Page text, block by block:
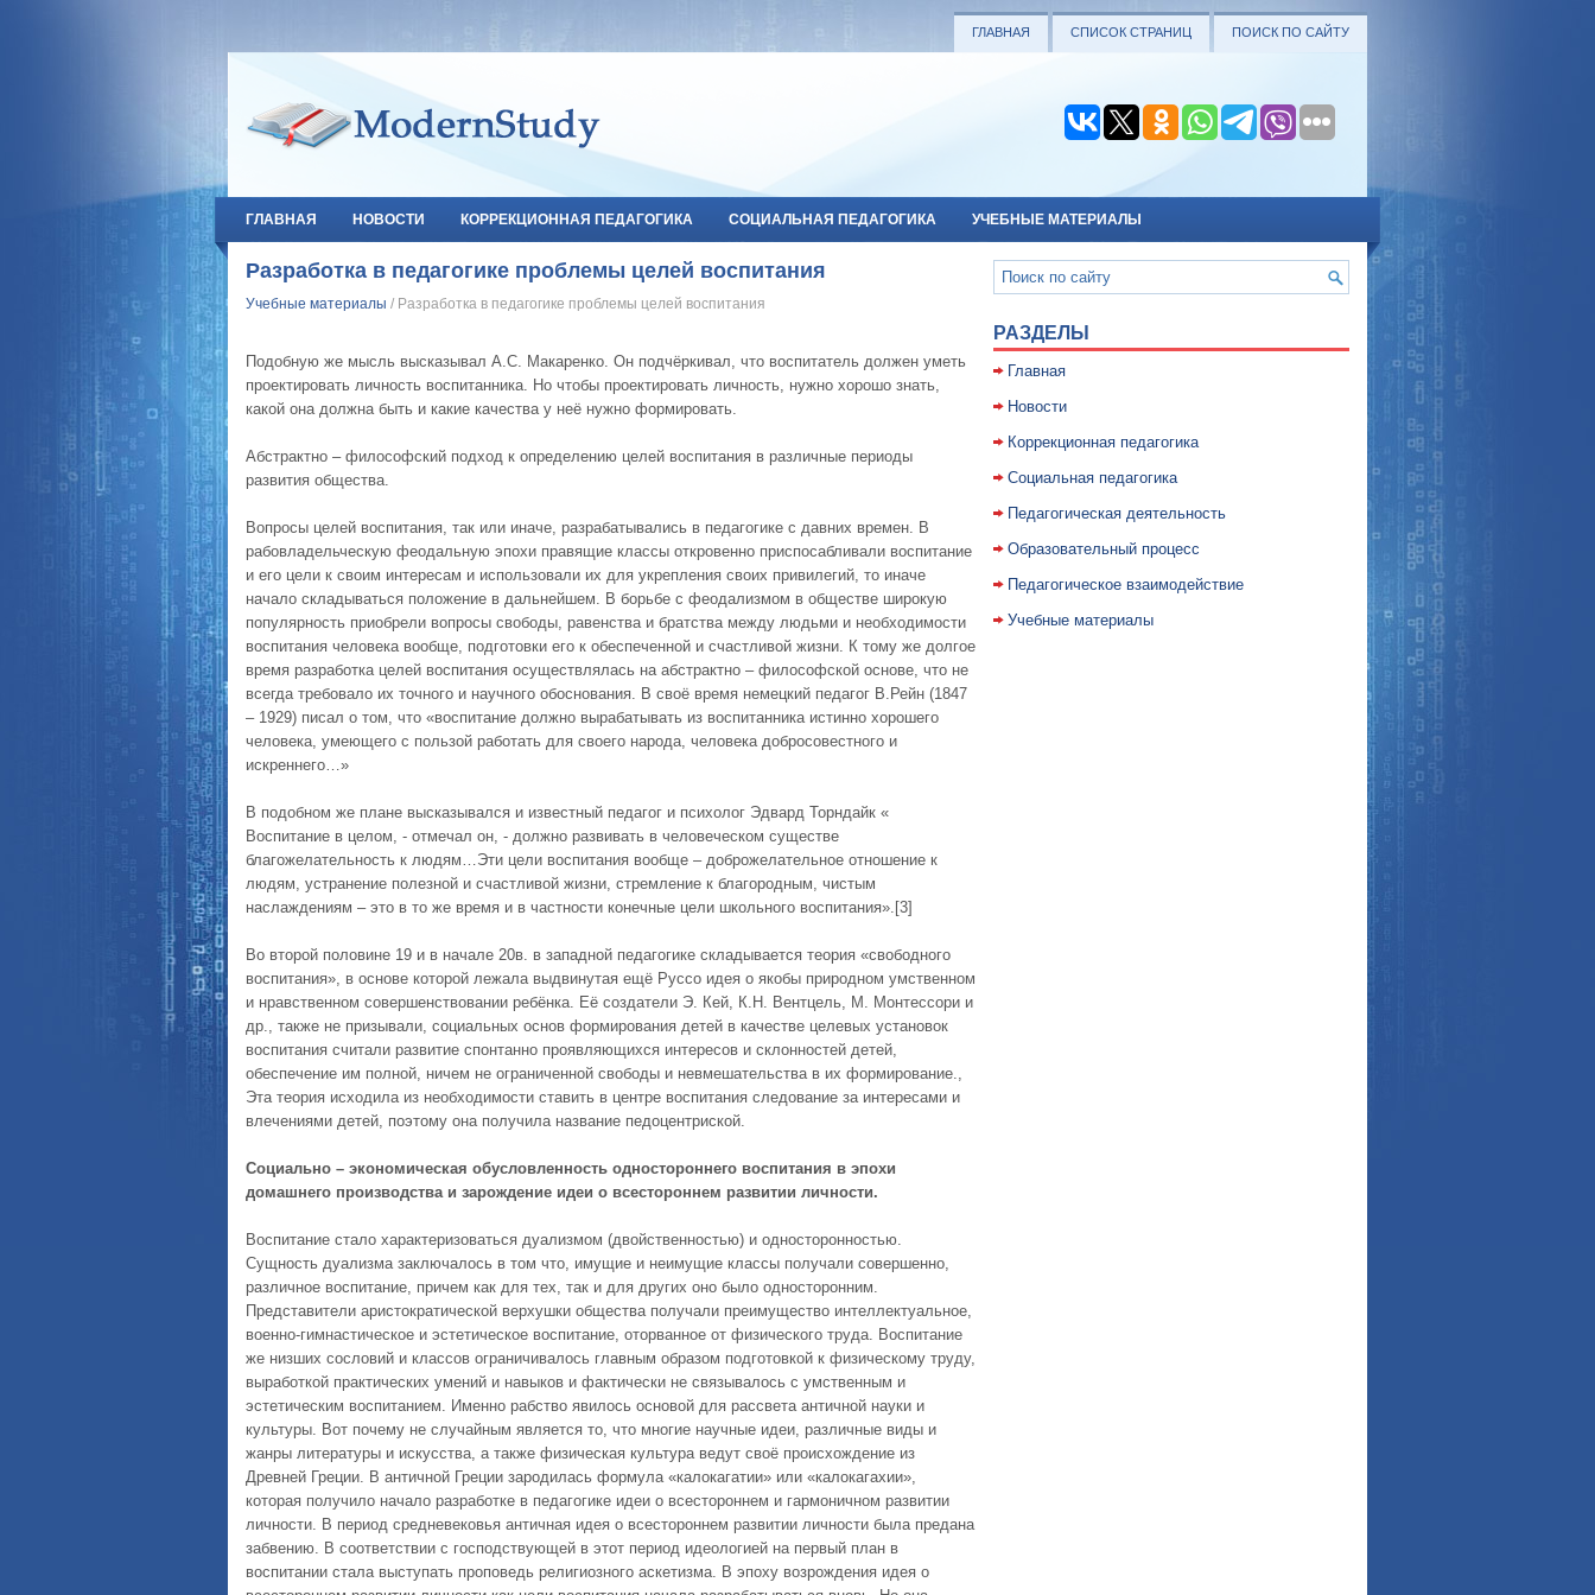
ГЛАВНАЯ СПИСОК СТРАНИЦ ПОИСК ПО САЙТУ
ГЛАВНАЯ НОВОСТИ КОРРЕКЦИОННАЯ ПЕДАГОГИКА СОЦИАЛЬНАЯ ПЕДАГОГИКА УЧЕБНЫЕ МАТЕРИАЛЫ
Разработка в педагогике проблемы целей воспитания
Учебные материалы / Разработка в педагогике проблемы целей воспитания
Подобную же мысль высказывал А.С. Макаренко. Он подчёркивал, что воспитатель должен уметь
проектировать личность воспитанника. Но чтобы проектировать личность, нужно хорошо знать,
какой она должна быть и какие качества у неё нужно формировать.
Абстрактно – философский подход к определению целей воспитания в различные периоды
развития общества.
Вопросы целей воспитания, так или иначе, разрабатывались в педагогике с давних времен. В
рабовладельческую феодальную эпохи правящие классы откровенно приспосабливали воспитание
и его цели к своим интересам и использовали их для укрепления своих привилегий, то иначе
начало складываться положение в дальнейшем. В борьбе с феодализмом в обществе широкую
популярность приобрели вопросы свободы, равенства и братства между людьми и необходимости
воспитания человека вообще, подготовки его к обеспеченной и счастливой жизни. К тому же долгое
время разработка целей воспитания осуществлялась на абстрактно – философской основе, что не
всегда требовало их точного и научного обоснования. В своё время немецкий педагог В.Рейн (1847
– 1929) писал о том, что «воспитание должно вырабатывать из воспитанника истинно хорошего
человека, умеющего с пользой работать для своего народа, человека добросовестного и
искреннего…»
В подобном же плане высказывался и известный педагог и психолог Эдвард Торндайк «
Воспитание в целом, - отмечал он, - должно развивать в человеческом существе
благожелательность к людям…Эти цели воспитания вообще – доброжелательное отношение к
людям, устранение полезной и счастливой жизни, стремление к благородным, чистым
наслаждениям – это в то же время и в частности конечные цели школьного воспитания».[3]
Во второй половине 19 и в начале 20в. в западной педагогике складывается теория «свободного
воспитания», в основе которой лежала выдвинутая ещё Руссо идея о якобы природном умственном
и нравственном совершенствовании ребёнка. Её создатели Э. Кей, К.Н. Вентцель, М. Монтессори и
др., также не призывали, социальных основ формирования детей в качестве целевых установок
воспитания считали развитие спонтанно проявляющихся интересов и склонностей детей,
обеспечение им полной, ничем не ограниченной свободы и невмешательства в их формирование.,
Эта теория исходила из необходимости ставить в центре воспитания следование за интересами и
влечениями детей, поэтому она получила название педоцентриской.
Социально – экономическая обусловленность одностороннего воспитания в эпохи
домашнего производства и зарождение идеи о всестороннем развитии личности.
Воспитание стало характеризоваться дуализмом (двойственностью) и односторонностью.
Сущность дуализма заключалось в том что, имущие и неимущие классы получали совершенно,
различное воспитание, причем как для тех, так и для других оно было односторонним.
Представители аристократической верхушки общества получали преимущество интеллектуальное,
военно-гимнастическое и эстетическое воспитание, оторванное от физического труда. Воспитание
же низших сословий и классов ограничивалось главным образом подготовкой к физическому труду,
выработкой практических умений и навыков и фактически не связывалось с умственным и
эстетическим воспитанием. Именно рабство явилось основой для рассвета античной науки и
культуры. Вот почему не случайным является то, что многие научные идеи, различные виды и
жанры литературы и искусства, а также физическая культура ведут своё происхождение из
Древней Греции. В античной Греции зародилась формула «калокагатии» или «калокагахии»,
которая получило начало разработке в педагогике идеи о всестороннем и гармоничном развитии
личности. В период средневековья античная идея о всестороннем развитии личности была предана
забвению. В соответствии с господствующей в этот период идеологией на первый план в
воспитании стала выступать проповедь религиозного аскетизма. В эпоху возрождения идея о
РАЗДЕЛЫ
Главная
Новости
Коррекционная педагогика
Социальная педагогика
Педагогическая деятельность
Образовательный процесс
Педагогическое взаимодействие
Учебные материалы